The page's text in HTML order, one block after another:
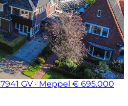
7941 GV · Meppel € 695.000